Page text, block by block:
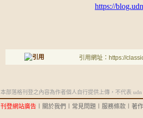
https://
引用網址：https://
本部落格刊登之內容為作者個人自行提供上傳，不代表 udn
刊登網站廣告 關於我們 常見問題 服務條款 著